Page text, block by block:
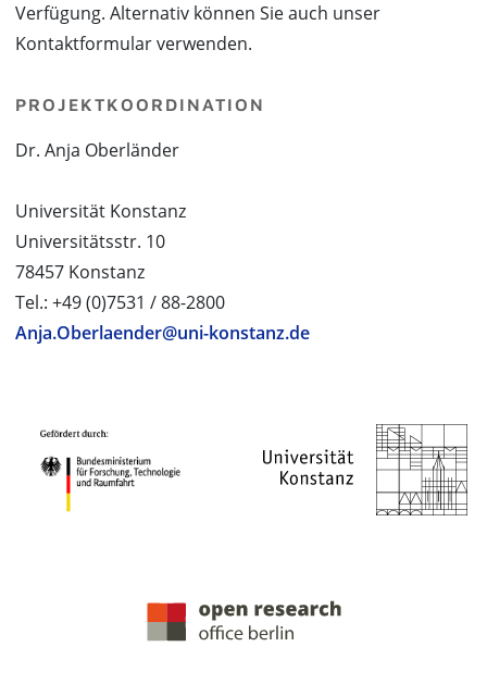
Verfügung. Alternativ können Sie auch unser
Kontaktformular verwenden.
PROJEKTKOORDINATION
Dr. Anja Oberländer
Universität Konstanz
Universitätsstr. 10
78457 Konstanz
Tel.: +49 (0)7531 / 88-2800
Anja.Oberlaender@uni-konstanz.de